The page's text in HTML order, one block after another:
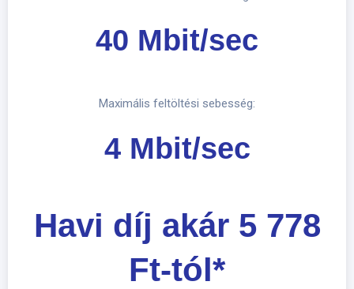
40 Mbit/sec
Maximális feltöltési sebesség:
4 Mbit/sec
Havi díj akár 5 778
Ft-tól*